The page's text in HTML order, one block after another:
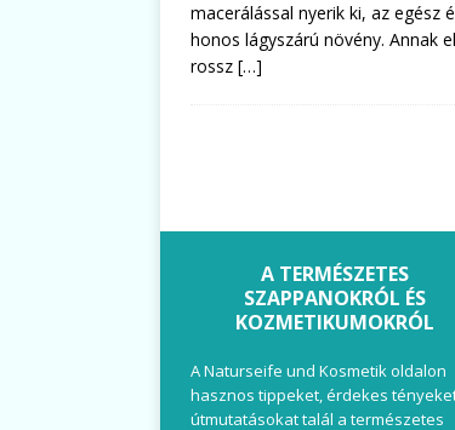
macerálással nyerik ki, az egész
honos lágyszárú növény. Annak
rossz […]
A TERMÉSZETES
SZAPPANOKRÓL ÉS
KOZMETIKUMOKRÓL
A Naturseife und Kosmetik oldalon
hasznos tippeket, érdekes
útmutatásokat talál a természetes